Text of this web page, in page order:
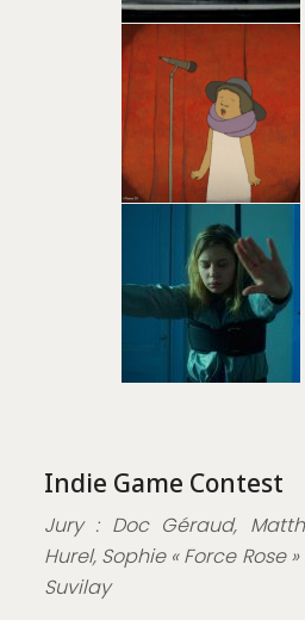
Indie Game Contest
Jury : Doc Géraud,
Hurel, Sophie « Force Rose
Suvilay